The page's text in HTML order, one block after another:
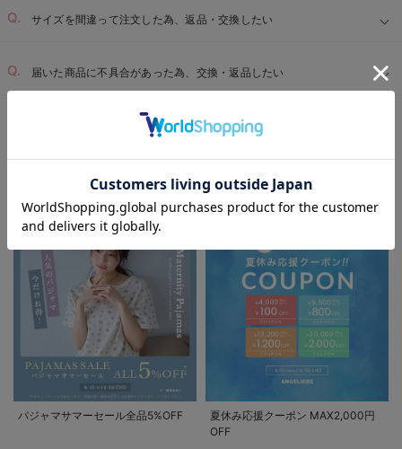
サイズを間違って注文した為、返品・交換したい
届いた商品に不具合があった為、交換・返品したい
お気に入り商品を確認する
春のマタニティワンピース特集
EVENT
マタニティウェア/マタニティ服/授乳服の
セール / キャンペーン / クーポン情報
パジャマサマーセール全品5%OFF
夏休み応援クーポン MAX2,000円
OFF